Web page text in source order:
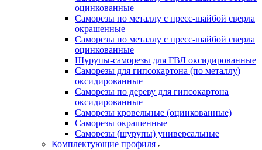
оцинкованные
Саморезы по металлу с пресс-шайбой сверла
окрашенные
Саморезы по металлу с пресс-шайбой сверла
оцинкованные
Шурупы-саморезы для ГВЛ оксидированные
Саморезы для гипсокартона (по металлу)
оксидированные
Саморезы по дереву для гипсокартона
оксидированные
Саморезы кровельные (оцинкованные)
Саморезы окрашенные
Саморезы (шурупы) универсальные
Комплектующие профиля